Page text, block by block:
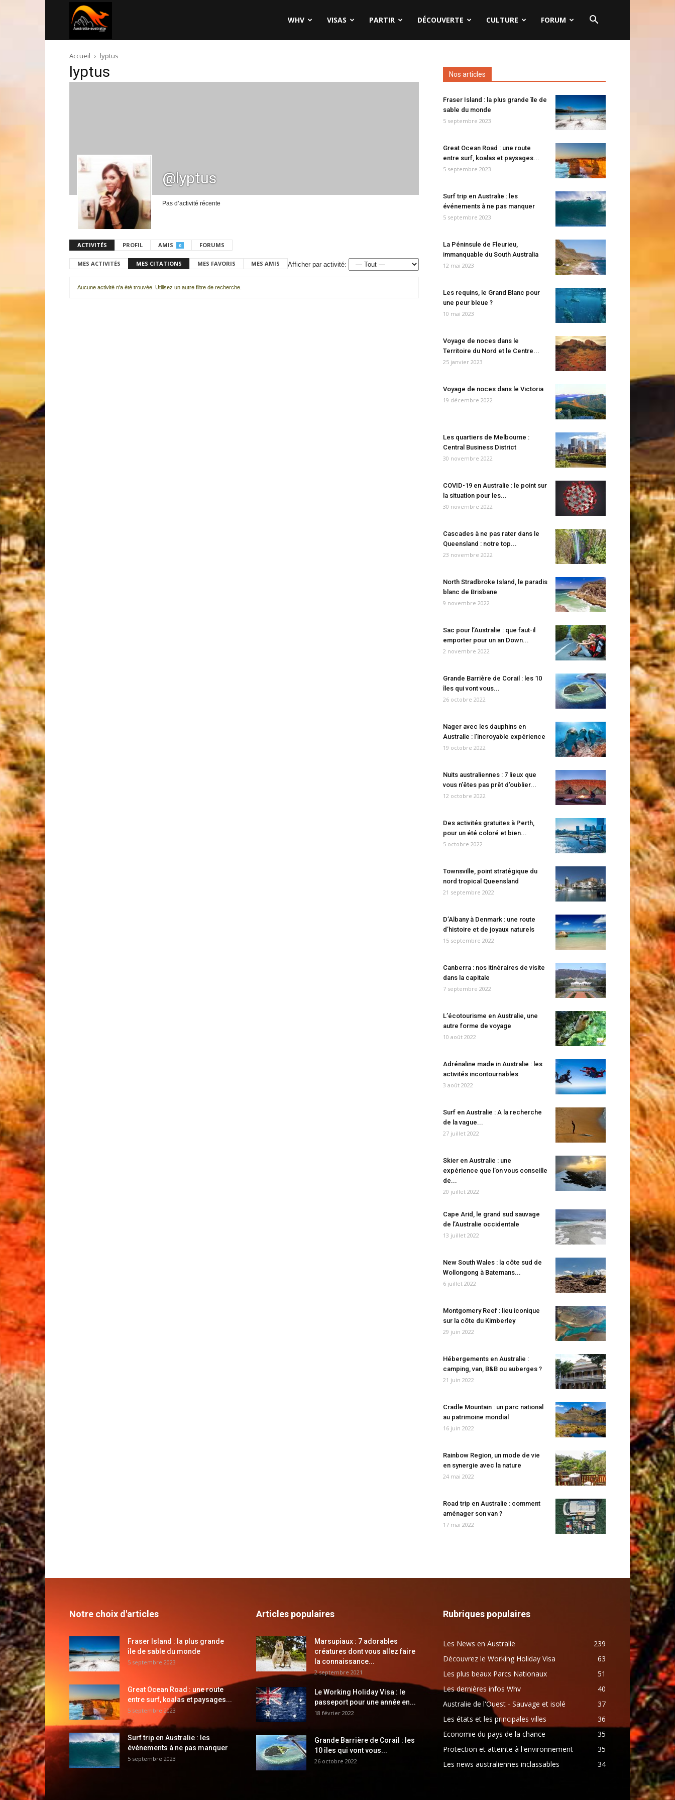
australie.com
WHV VISAS PARTIR DÉCOUVERTE CULTURE FORUM
Accueil lyptus
lyptus
@lyptus
Pas d’activité récente
ACTIVITÉS PROFIL AMIS 0 FORUMS
MES ACTIVITÉS MES CITATIONS MES FAVORIS MES AMIS Afficher par activité:
Aucune activité n'a été trouvée. Utilisez un autre filtre de recherche.
Nos articles
Fraser Island : la plus grande île de
sable du monde
5 septembre 2023
Great Ocean Road : une route
entre surf, koalas et paysages...
5 septembre 2023
Surf trip en Australie : les
événements à ne pas manquer
5 septembre 2023
La Péninsule de Fleurieu,
immanquable du South Australia
12 mai 2023
Les requins, le Grand Blanc pour
une peur bleue ?
10 mai 2023
Voyage de noces dans le
Territoire du Nord et le Centre...
25 janvier 2023
Voyage de noces dans le Victoria
19 décembre 2022
Les quartiers de Melbourne :
Central Business District
30 novembre 2022
COVID-19 en Australie : le point sur
la situation pour les...
30 novembre 2022
Cascades à ne pas rater dans le
Queensland : notre top...
23 novembre 2022
North Stradbroke Island, le paradis
blanc de Brisbane
9 novembre 2022
Sac pour l’Australie : que faut-il
emporter pour un an Down...
2 novembre 2022
Grande Barrière de Corail : les 10
îles qui vont vous...
26 octobre 2022
Nager avec les dauphins en
Australie : l’incroyable expérience
19 octobre 2022
Nuits australiennes : 7 lieux que
vous n’êtes pas prêt d’oublier...
12 octobre 2022
Des activités gratuites à Perth,
pour un été coloré et bien...
5 octobre 2022
Townsville, point stratégique du
nord tropical Queensland
21 septembre 2022
D’Albany à Denmark : une route
d’histoire et de joyaux naturels
15 septembre 2022
Canberra : nos itinéraires de visite
dans la capitale
7 septembre 2022
L’écotourisme en Australie, une
autre forme de voyage
10 août 2022
Adrénaline made in Australie : les
activités incontournables
3 août 2022
Surf en Australie : A la recherche
de la vague...
27 juillet 2022
Skier en Australie : une
expérience que l’on vous conseille
de...
20 juillet 2022
Cape Arid, le grand sud sauvage
de l’Australie occidentale
13 juillet 2022
New South Wales : la côte sud de
Wollongong à Batemans...
6 juillet 2022
Montgomery Reef : lieu iconique
sur la côte du Kimberley
29 juin 2022
Hébergements en Australie :
camping, van, B&B ou auberges ?
21 juin 2022
Cradle Mountain : un parc national
au patrimoine mondial
16 juin 2022
Rainbow Region, un mode de vie
en synergie avec la nature
24 mai 2022
Road trip en Australie : comment
aménager son van ?
17 mai 2022
Notre choix d'articles
Fraser Island : la plus grande
île de sable du monde
5 septembre 2023
Great Ocean Road : une route
entre surf, koalas et paysages...
5 septembre 2023
Surf trip en Australie : les
événements à ne pas manquer
5 septembre 2023
Articles populaires
Marsupiaux : 7 adorables
créatures dont vous allez faire
la connaissance...
2 septembre 2021
Le Working Holiday Visa : le
passeport pour une année en...
18 février 2022
Grande Barrière de Corail : les
10 îles qui vont vous...
26 octobre 2022
Rubriques populaires
Les News en Australie
239
Découvrez le Working Holiday Visa
63
Les plus beaux Parcs Nationaux
51
Les dernières infos Whv
40
Australie de l'Ouest - Sauvage et isolé
37
Les états et les principales villes
36
Economie du pays de la chance
35
Protection et atteinte à l'environnement
35
Les news australiennes inclassables
34